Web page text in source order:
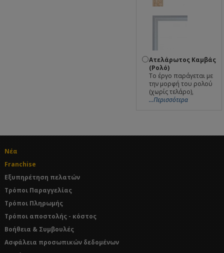
Ατελάρωτος Καμβάς
(Ρολό)
Το έργο παράγεται με
την μορφή του ρολού
(χωρίς τελάρο),
...Περισσότερα
Νέα
Franchise
Εξυπηρέτηση πελατών
Τρόποι Παραγγελίας
Τρόποι Πληρωμής
Τρόποι αποστολής - κόστος
Βοήθεια & Συμβουλές
Ασφάλεια προσωπικών δεδομένων